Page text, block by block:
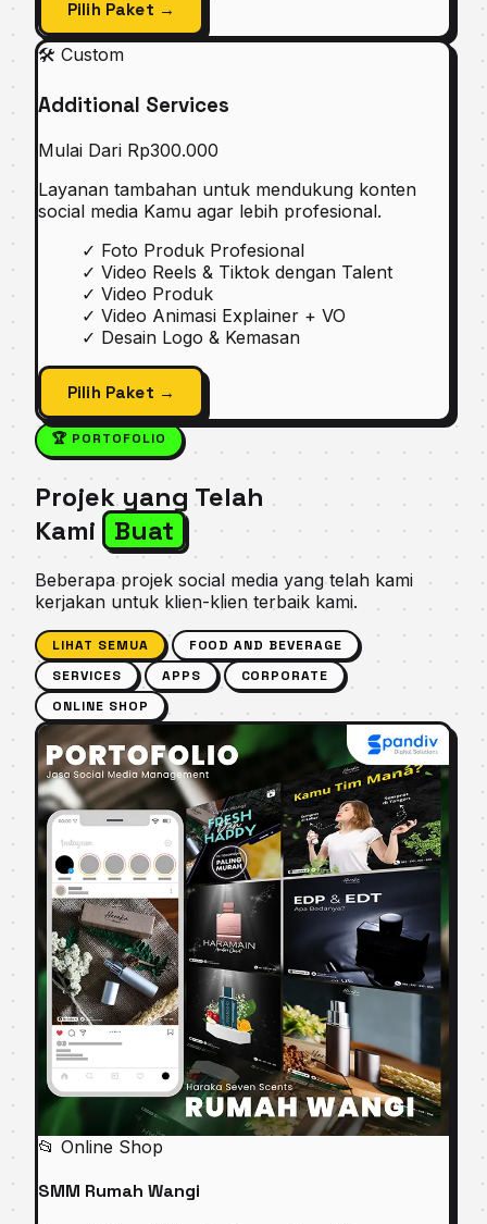
Pilih Paket →
🛠 Custom
Additional Services
Mulai Dari Rp300.000
Layanan tambahan untuk mendukung konten
social media Kamu agar lebih profesional.
✓ Foto Produk Profesional
✓ Video Reels & Tiktok dengan Talent
✓ Video Produk
✓ Video Animasi Explainer + VO
✓ Desain Logo & Kemasan
Pilih Paket →
🏆 PORTOFOLIO
Projek yang Telah
Kami
Buat
Beberapa projek social media yang telah kami
kerjakan untuk klien-klien terbaik kami.
LIHAT SEMUA
FOOD AND BEVERAGE
SERVICES
APPS
CORPORATE
ONLINE SHOP
📂 Online Shop
SMM Rumah Wangi